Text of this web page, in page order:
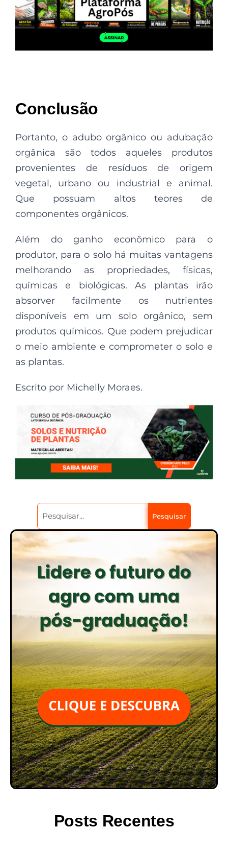
Conclusão
Portanto, o adubo orgânico ou adubação
orgânica são todos aqueles produtos
provenientes de resíduos de origem
vegetal, urbano ou industrial e animal.
Que possuam altos teores de
componentes orgânicos.
Além do ganho econômico para o
produtor, para o solo há muitas vantagens
melhorando as propriedades, físicas,
químicas e biológicas. As plantas irão
absorver facilmente os nutrientes
disponíveis em um solo orgânico, sem
produtos químicos. Que podem prejudicar
o meio ambiente e comprometer o solo e
as plantas.
Escrito por Michelly Moraes.
Pesquisar
Posts Recentes